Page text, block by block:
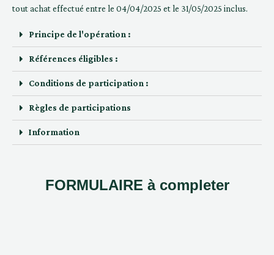
tout achat effectué entre le 04/04/2025 et le 31/05/2025 inclus.
Principe de l'opération :
Références éligibles :
Conditions de participation :
Règles de participations
Information
FORMULAIRE à completer